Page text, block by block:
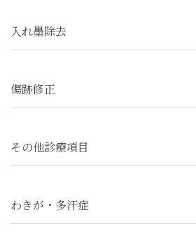
入れ墨除去
傷跡修正
その他診療項目
わきが・多汗症